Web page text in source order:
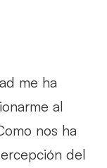
me ha
al
nos ha
del